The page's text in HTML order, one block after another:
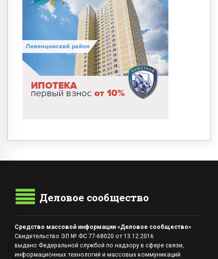
Деловое сообщество
Средство массовой информации «Деловое сообщество»
Свидетельство ЭЛ № ФС 77-68020 от 13.12.2016
выдано Федеральной службой по надзору в сфере связи,
информационных технологий и массовых коммуникаций